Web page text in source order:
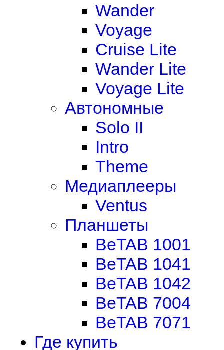
Wander
Voyage
Cruise Lite
Wander Lite
Voyage Lite
Автономные
Solo II
Intro
Theme
Медиаплееры
Ventus
Планшеты
BeTAB 1001
BeTAB 1041
BeTAB 1042
BeTAB 7004
BeTAB 7071
Где купить